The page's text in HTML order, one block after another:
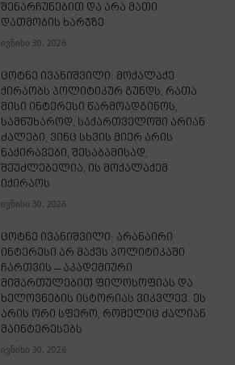
შენარჩუნებით და არა მათი
დათმობის ხარჯზე
ივნისი 30, 2026
ცოტნე ივანიშვილი: მოქალაქე
ქირაობს პოლიტიკურ გუნდს, რათა
მისი ინტერესი წარმოადგინოს,
სამწუხაროდ, საქართველოში არიან
ძალები, ვინც სხვის მიერ არის
ნაქირავები, შესაბამისად,
შეუძლებელია, ის მოქალაქემ
იქირაოს
ივნისი 30, 2026
ცოტნე ივანიშვილი: არანაირი
ინტერესი არ მაქვს პოლიტიკაში
ჩართვის – აკადემიური
მიმართულებით ფილოსოფიას და
ხელოვნების ისტორიას ვიკვლევ. ეს
არის ორი სფერო, რომელიც ძალიან
მაინტერესებს
ივნისი 30, 2026